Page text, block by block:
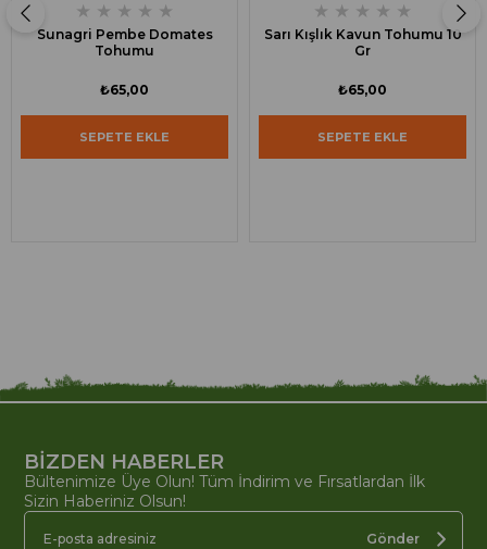
★ ★ ★ ★ ★
Sunagri Pembe Domates
Tohumu
₺65,00
SEPETE EKLE
★ ★ ★ ★ ★
Sarı Kışlık Kavun Tohumu 10
Gr
₺65,00
SEPETE EKLE
BİZDEN HABERLER
Bültenimize Üye Olun! Tüm İndirim ve Fırsatlardan İlk
Sizin Haberiniz Olsun!
Gönder